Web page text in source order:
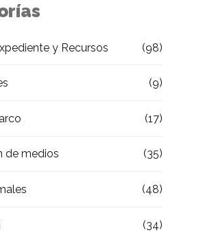
y Recursos (98)
(9)
(17)
de medios (35)
(48)
(34)